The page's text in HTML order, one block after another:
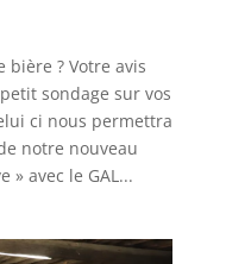
? Votre avis
sondage sur vos
ci nous permettra
notre nouveau
» avec le GAL...